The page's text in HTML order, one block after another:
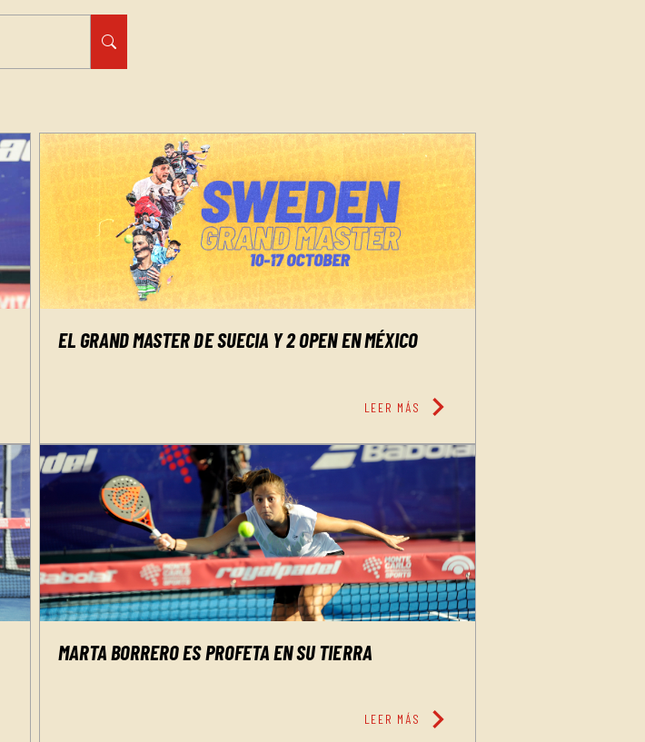
EL GRAND MASTER DE SUECIA Y 2 OPEN EN MÉXICO
LEER MÁS chevron_right
MARTA BORRERO ES PROFETA EN SU TIERRA
LEER MÁS chevron_right